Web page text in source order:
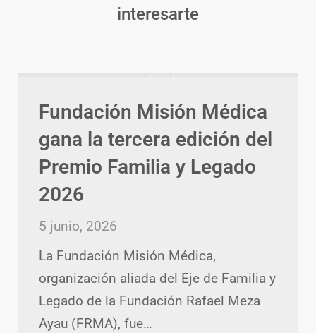
interesarte
Fundación Misión Médica
gana la tercera edición del
Premio Familia y Legado
2026
5 junio, 2026
La Fundación Misión Médica,
organización aliada del Eje de Familia y
Legado de la Fundación Rafael Meza
Ayau (FRMA), fue…